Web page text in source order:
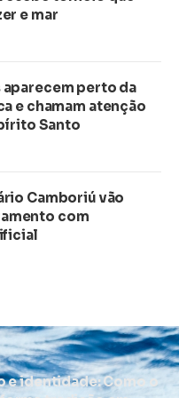
e mar
aparecem perto da
e chamam atenção
Santo
Camboriú vão
com
e identidade: Como o